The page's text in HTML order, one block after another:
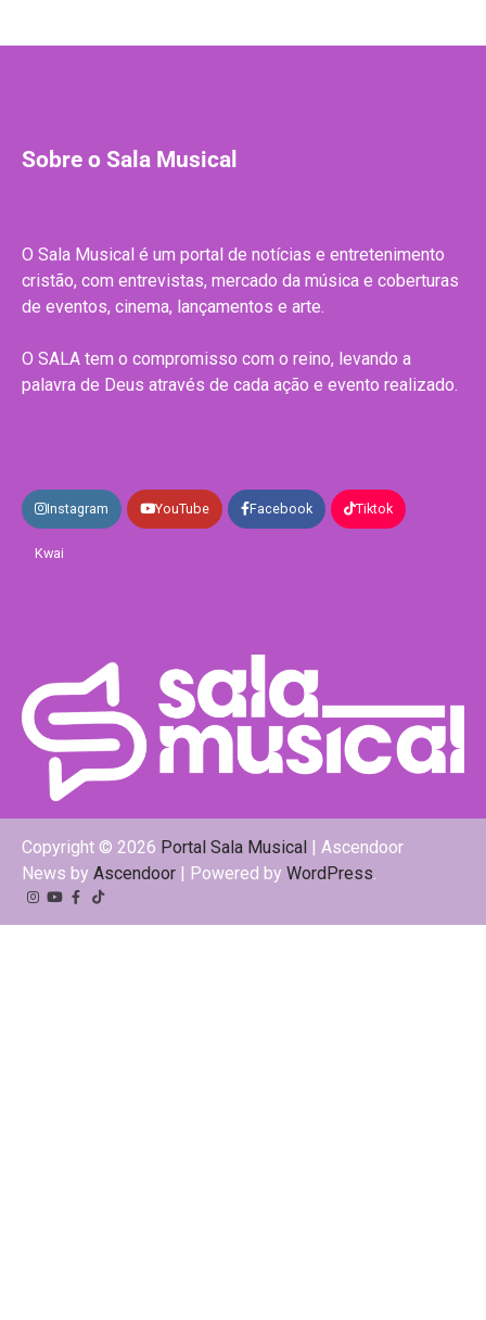
Sobre o Sala Musical
O Sala Musical é um portal de notícias e entretenimento
cristão, com entrevistas, mercado da música e coberturas
de eventos, cinema, lançamentos e arte.
O SALA tem o compromisso com o reino, levando a
palavra de Deus através de cada ação e evento realizado.
Instagram YouTube Facebook Tiktok
Kwai
Copyright © 2026 Portal Sala Musical
| Ascendoor
News by Ascendoor | Powered by WordPress.
Instagram
YouTube
Facebook
Tiktok